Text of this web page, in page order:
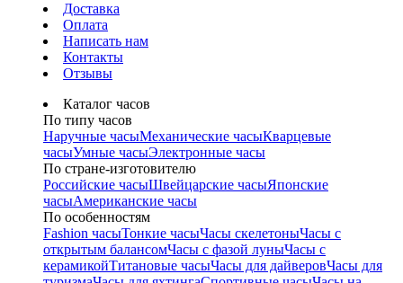
Доставка
Оплата
Написать нам
Контакты
Отзывы
Каталог часов
По типу часов
Наручные часыМеханические часыКварцевые
часыУмные часыЭлектронные часы
По стране-изготовителю
Российские часыШвейцарские часыЯпонские
часыАмериканские часы
По особенностям
Fashion часыТонкие часыЧасы скелетоныЧасы с
открытым балансомЧасы с фазой луныЧасы с
керамикойТитановые часыЧасы для дайверовЧасы для